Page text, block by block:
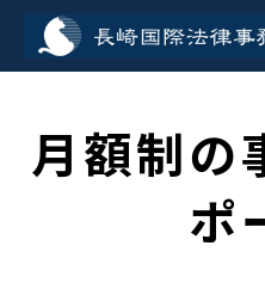
月額制の
ポ